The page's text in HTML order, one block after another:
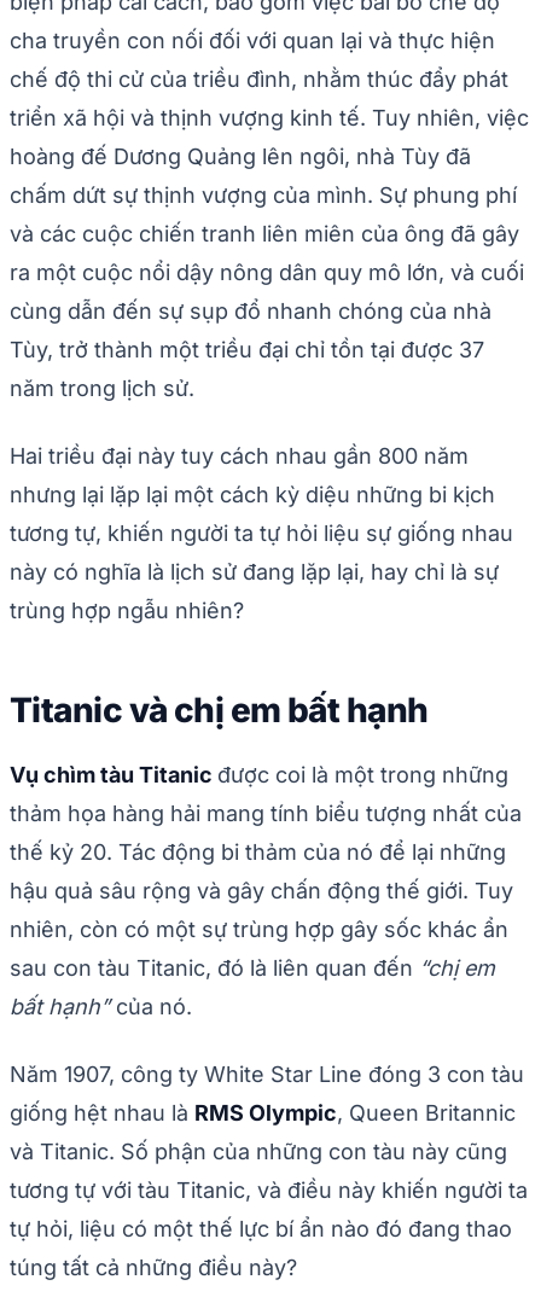
cha truyền con nối đối với quan lại và thực hiện
chế độ thi cử của triều đình, nhằm thúc đẩy phát
triển xã hội và thịnh vượng kinh tế. Tuy nhiên, việc
hoàng đế Dương Quảng lên ngôi, nhà Tùy đã
chấm dứt sự thịnh vượng của mình. Sự phung phí
và các cuộc chiến tranh liên miên của ông đã gây
ra một cuộc nổi dậy nông dân quy mô lớn, và cuối
cùng dẫn đến sự sụp đổ nhanh chóng của nhà
Tùy, trở thành một triều đại chỉ tồn tại được 37
năm trong lịch sử.
Hai triều đại này tuy cách nhau gần 800 năm
nhưng lại lặp lại một cách kỳ diệu những bi kịch
tương tự, khiến người ta tự hỏi liệu sự giống nhau
này có nghĩa là lịch sử đang lặp lại, hay chỉ là sự
trùng hợp ngẫu nhiên?
Titanic và chị em bất hạnh
Vụ chìm tàu Titanic được coi là một trong những
thảm họa hàng hải mang tính biểu tượng nhất của
thế kỷ 20. Tác động bi thảm của nó để lại những
hậu quả sâu rộng và gây chấn động thế giới. Tuy
nhiên, còn có một sự trùng hợp gây sốc khác ẩn
sau con tàu Titanic, đó là liên quan đến “chị em
bất hạnh”của nó.
Năm 1907, công ty White Star Line đóng 3 con tàu
giống hệt nhau là RMS Olympic, Queen Britannic
và Titanic. Số phận của những con tàu này cũng
tương tự với tàu Titanic, và điều này khiến người ta
tự hỏi, liệu có một thế lực bí ẩn nào đó đang thao
túng tất cả những điều này?